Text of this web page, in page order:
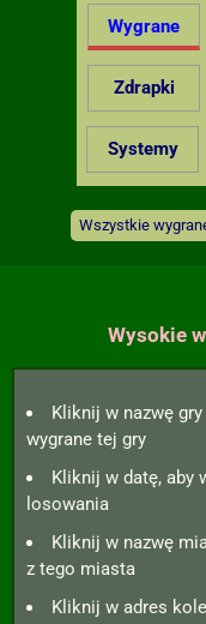
Wygrane
Zdrapki
Systemy
Wszystkie
Wysokie
Kliknij w nazwę
wygrane tej gry
Kliknij w datę, aby
losowania
Kliknij w nazwę
z tego miasta
Kliknij w adres